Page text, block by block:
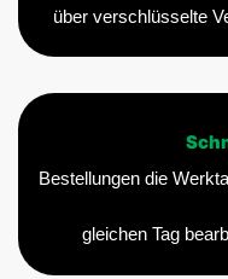
über verschlüsselte
Bestellungen die
gleichen Tag